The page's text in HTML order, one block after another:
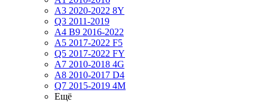
A3 2020-2022 8Y
Q3 2011-2019
A4 B9 2016-2022
A5 2017-2022 F5
Q5 2017-2022 FY
A7 2010-2018 4G
A8 2010-2017 D4
Q7 2015-2019 4M
Ещё